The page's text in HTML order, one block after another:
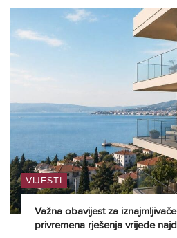
VIJESTI
Važna obavijest za
privremena rješenja vrijede